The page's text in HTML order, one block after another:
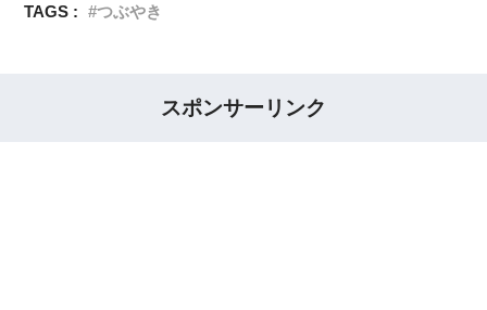
TAGS :
つぶやき
スポンサーリンク